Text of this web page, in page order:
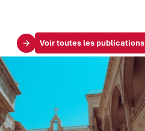
Voir toutes les publications